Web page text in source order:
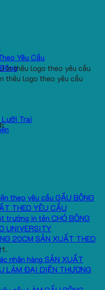
Yêu Cầu
Lưỡi Trai
thêu logo theo yêu cầu
GẤU BÔNG
THEO YÊU CẦU
CHÓ BÔNG
UNIVERSITY
20CM SẢN XUẤT THEO
SẢN XUẤT
LÀM ĐẠI DIỆN THƯƠNG